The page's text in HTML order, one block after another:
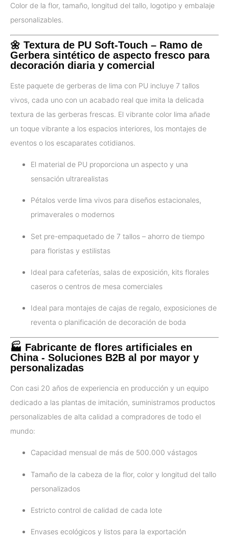
Color de la flor, tamaño, longitud del tallo, logotipo y embalaje
personalizables.
🌼 Textura de PU Soft-Touch – Ramo de
Gerbera sintético de aspecto fresco para
decoración diaria y comercial
Este paquete de gerberas de lima con PU incluye 7 tallos
vivos, cada uno con un acabado real que imita la delicada
textura de las gerberas frescas. El vibrante color lima añade
un toque vibrante a los espacios interiores, los montajes de
eventos o los escaparates cotidianos.
El material de PU proporciona un aspecto y una
sensación ultrarealistas
Pétalos verde lima vivos para diseños estacionales,
primaverales o modernos
Set pre-empaquetado de 7 tallos – ahorro de tiempo
para floristas y estilistas
Ideal para cafeterías, salas de exposición, kits florales
caseros o centros de mesa comerciales
Ideal para montajes de cajas de regalo, exposiciones de
reventa o planificación de decoración de boda
🏭 Fabricante de flores artificiales en
China - Soluciones B2B al por mayor y
personalizadas
Con casi 20 años de experiencia en producción y un equipo
dedicado a las plantas de imitación, suministramos productos
personalizables de alta calidad a compradores de todo el
mundo:
Capacidad mensual de más de 500.000 vástagos
Tamaño de la cabeza de la flor, color y longitud del tallo
personalizados
Estricto control de calidad de cada lote
Envases ecológicos y listos para la exportación